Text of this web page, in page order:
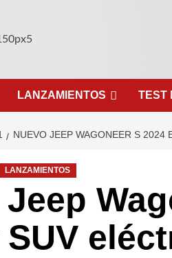
LANZAMIENTOS TEST
NUEVO JEEP WAGONEER S 2024
LANZAMIENTOS